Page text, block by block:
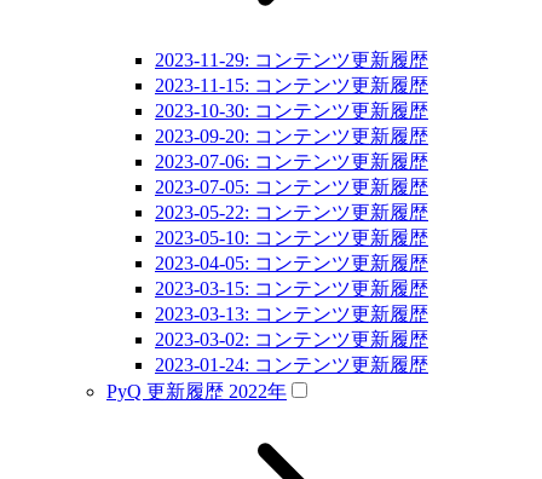
2023-11-29: コンテンツ更新履歴
2023-11-15: コンテンツ更新履歴
2023-10-30: コンテンツ更新履歴
2023-09-20: コンテンツ更新履歴
2023-07-06: コンテンツ更新履歴
2023-07-05: コンテンツ更新履歴
2023-05-22: コンテンツ更新履歴
2023-05-10: コンテンツ更新履歴
2023-04-05: コンテンツ更新履歴
2023-03-15: コンテンツ更新履歴
2023-03-13: コンテンツ更新履歴
2023-03-02: コンテンツ更新履歴
2023-01-24: コンテンツ更新履歴
PyQ 更新履歴 2022年